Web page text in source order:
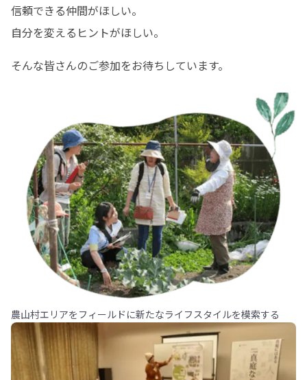
信頼できる仲間がほしい。
自分を変えるヒントがほしい。
そんな皆さんのご参加をお待ちしています。
農山村エリアをフィールドに新たなライフスタイルを模索する